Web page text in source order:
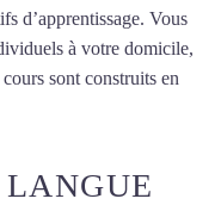
d’apprentissage. Vous
à votre domicile,
sont construits en
LANGUE